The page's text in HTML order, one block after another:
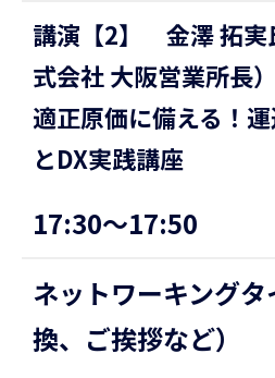
講演【2】 金澤 拓実
式会社 大阪営業所長）
適正原価に備える！
とDX実践講座
17:30〜17:50
ネットワーキング
換、ご挨拶など）